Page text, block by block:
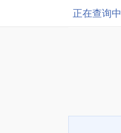
正在查询中